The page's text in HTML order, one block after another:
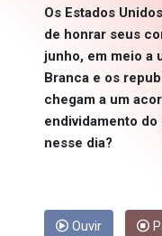
Os Estados
de honrar seus
junho, em meio a
Branca e os
chegam a um
endividamento
nesse dia?
Ouvir